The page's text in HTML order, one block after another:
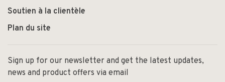
Soutien à la clientèle
Plan du site
Sign up for our newsletter and get the latest updates,
news and product offers via email